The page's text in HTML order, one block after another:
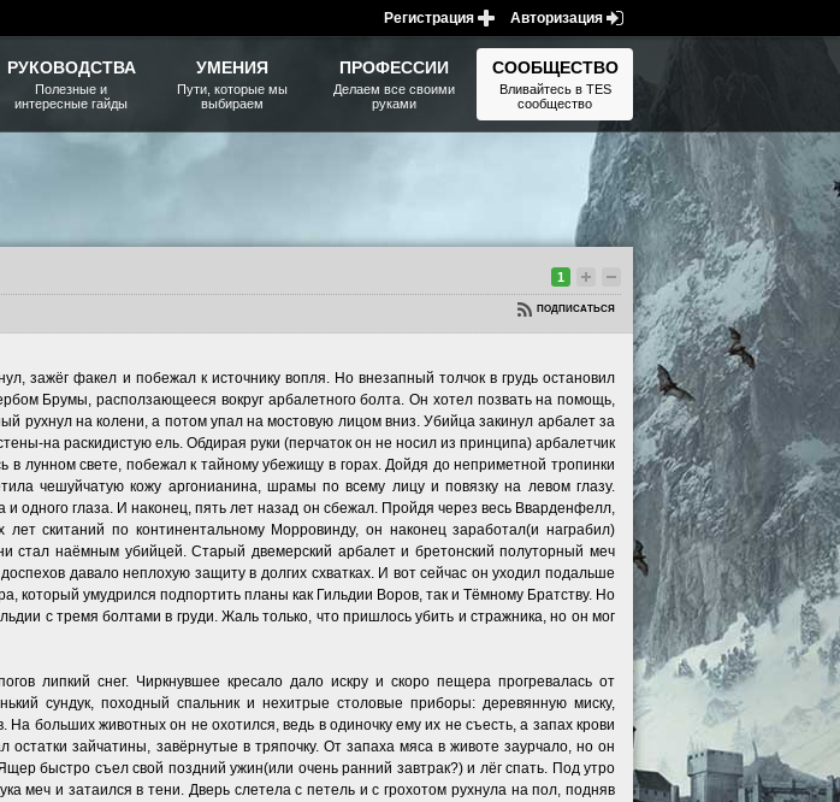
1
ПОДПИСАТЬСЯ
зажёг факел и побежал к источнику вопля. Но внезапный толчок в грудь остановил
Брумы, расползающееся вокруг арбалетного болта. Он хотел позвать на помощь,
рухнул на колени, а потом упал на мостовую лицом вниз. Убийца закинул арбалет за
на раскидистую ель. Обдирая руки (перчаток он не носил из принципа) арбалетчик
лунном свете, побежал к тайному убежищу в горах. Дойдя до неприметной тропинки
чешуйчатую кожу аргонианина, шрамы по всему лицу и повязку на левом глазу.
одного глаза. И наконец, пять лет назад он сбежал. Пройдя через весь Вварденфелл,
скитаний по континентальному Морровинду, он наконец заработал(и награбил)
стал наёмным убийцей. Старый двемерский арбалет и бретонский полуторный меч
давало неплохую защиту в долгих схватках. И вот сейчас он уходил подальше
который умудрился подпортить планы как Гильдии Воров, так и Тёмному Братству. Но
с тремя болтами в груди. Жаль только, что пришлось убить и стражника, но он мог
липкий снег. Чиркнувшее кресало дало искру и скоро пещера прогревалась от
сундук, походный спальник и нехитрые столовые приборы: деревянную миску,
больших животных он не охотился, ведь в одиночку ему их не съесть, а запах крови
зайчатины, завёрнутые в тряпочку. От запаха мяса в животе заурчало, но он
быстро съел свой поздний ужин(или очень ранний завтрак?) и лёг спать. Под утро
меч и затаился в тени. Дверь слетела с петель и с грохотом рухнула на пол, подняв
РУКОВОДСТВА
Полезные и
интересные гайды
УМЕНИЯ
Пути, которые мы
выбираем
ПРОФЕССИИ
Делаем все своими
руками
СООБЩЕСТВО
Вливайтесь в TES
сообщество
Авторизация
Регистрация